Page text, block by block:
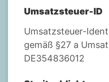
Umsatzsteuer-ID
Umsatzsteuer-
gemäß §27 a
DE354836012